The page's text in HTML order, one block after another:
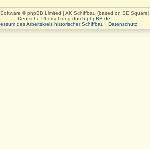
© phpBB Limited | AK Schiffbau (based on SE Square)
Deutsche Übersetzung durch phpBB.de
des Arbeitskreis historischer Schiffbau | Datenschutz